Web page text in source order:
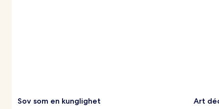
Sov som en kunglighet Art